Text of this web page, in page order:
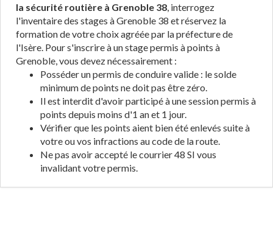
la sécurité routière à Grenoble 38, interrogez
l'inventaire des stages à Grenoble 38 et réservez la
formation de votre choix agréée par la préfecture de
l'Isère. Pour s'inscrire à un stage permis à points à
Grenoble, vous devez nécessairement :
Posséder un permis de conduire valide : le solde
minimum de points ne doit pas être zéro.
Il est interdit d'avoir participé à une session permis à
points depuis moins d'1 an et 1 jour.
Vérifier que les points aient bien été enlevés suite à
votre ou vos infractions au code de la route.
Ne pas avoir accepté le courrier 48 SI vous
invalidant votre permis.